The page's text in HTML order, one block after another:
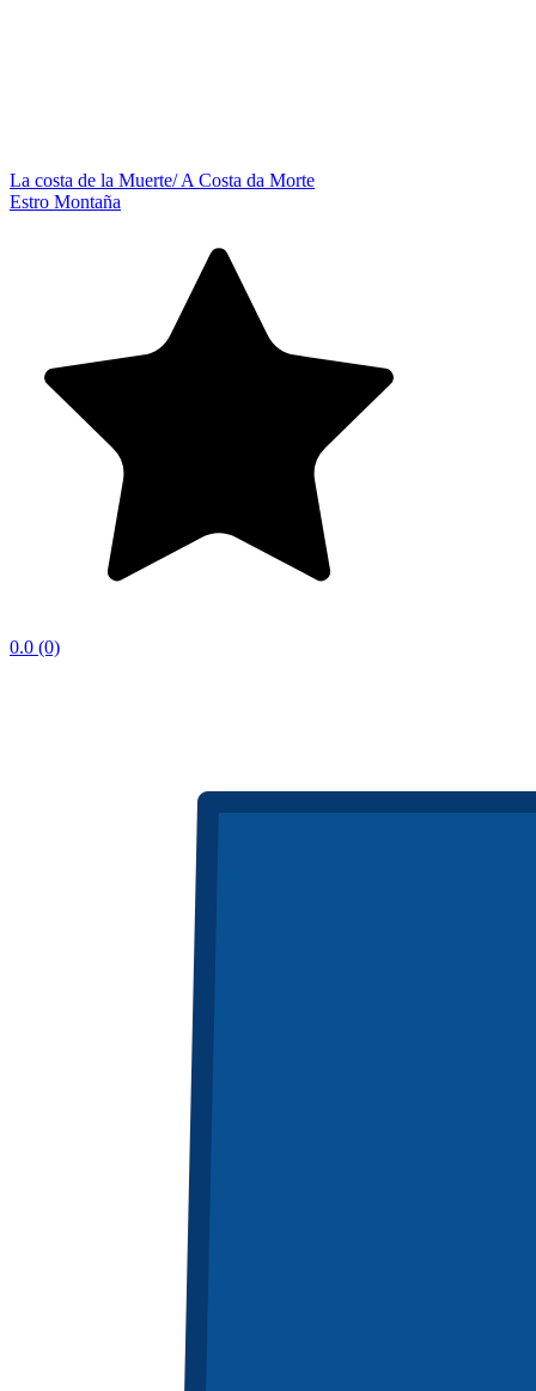
La costa de la Muerte/ A Costa da Morte
Estro Montaña
0.0 (0)